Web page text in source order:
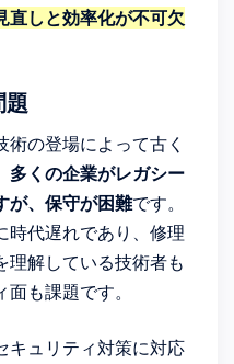
直しと効率化が不可欠
題
の登場によって古く
多くの企業がレガシー
が、保守が困難です。
時代遅れであり、修理
理解している技術者も
も課題です。
キュリティ対策に対応